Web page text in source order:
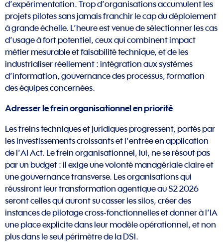
d’expérimentation. Trop d’organisations accumulent les
projets pilotes sans jamais franchir le cap du déploiement
à grande échelle. L’heure est venue de sélectionner les cas
d’usage à fort potentiel, ceux qui combinent impact
métier mesurable et faisabilité technique, et de les
industrialiser réellement : intégration aux systèmes
d’information, gouvernance des processus, formation
des équipes concernées.
Adresser le frein organisationnel en priorité
Les freins techniques et juridiques progressent, portés par
les investissements croissants et l’entrée en application
de l’AI Act. Le frein organisationnel, lui, ne se résout pas
par un budget : il exige une volonté managériale claire et
une gouvernance transverse. Les organisations qui
réussiront leur transformation agentique au S2 2026
seront celles qui auront su casser les silos, créer des
instances de pilotage cross-fonctionnelles et donner à l’IA
une place explicite dans leur modèle opérationnel, et non
plus dans le seul périmètre de la DSI.